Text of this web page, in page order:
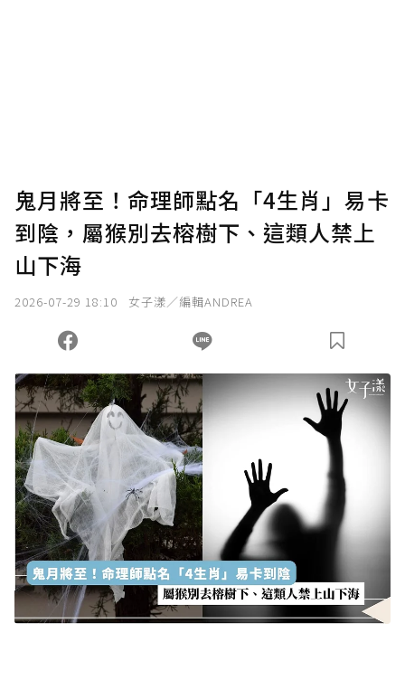
確認送出
您當前剩餘 U 利點數：0點；前往 購買點數
鬼月將至！命理師點名「4生肖」易卡
到陰，屬猴別去榕樹下、這類人禁上
山下海
2026-07-29 18:10 女子漾／編輯ANDREA